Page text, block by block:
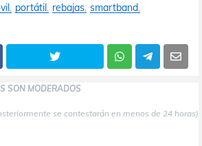
portátil rebajas smartband
SON MODERADOS
se contestarán en menos de 24 horas)